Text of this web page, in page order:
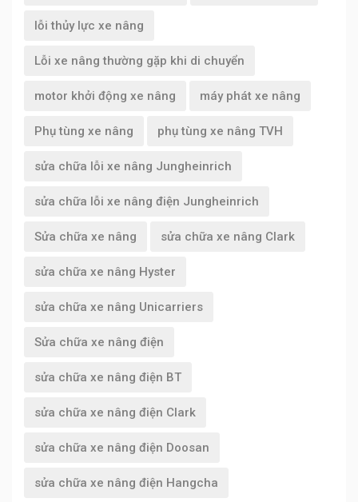
lỗi thủy lực xe nâng
Lỗi xe nâng thường gặp khi di chuyển
motor khởi động xe nâng máy phát xe nâng
Phụ tùng xe nâng phụ tùng xe nâng TVH
sửa chữa lỗi xe nâng Jungheinrich
sửa chữa lỗi xe nâng điện Jungheinrich
Sửa chữa xe nâng sửa chữa xe nâng Clark
sửa chữa xe nâng Hyster
sửa chữa xe nâng Unicarriers
Sửa chữa xe nâng điện
sửa chữa xe nâng điện BT
sửa chữa xe nâng điện Clark
sửa chữa xe nâng điện Doosan
sửa chữa xe nâng điện Hangcha